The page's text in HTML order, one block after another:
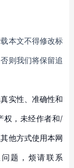
本文不得修改标
则我们将保留追
实性、准确性和
权，未经作者和/
他方式使用本网
题，烦请联系